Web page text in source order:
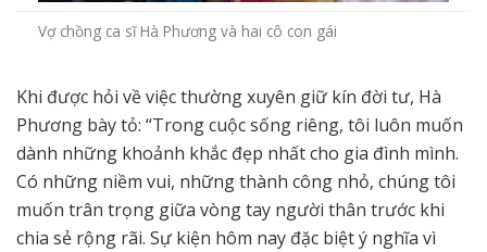
Vợ chồng ca sĩ Hà Phương và hai cô con gái
Khi được hỏi về việc thường xuyên giữ kín đời tư, Hà
Phương bày tỏ: “Trong cuộc sống riêng, tôi luôn muốn
dành những khoảnh khắc đẹp nhất cho gia đình mình.
Có những niềm vui, những thành công nhỏ, chúng tôi
muốn trân trọng giữa vòng tay người thân trước khi
chia sẻ rộng rãi. Sự kiện hôm nay đặc biệt ý nghĩa vì